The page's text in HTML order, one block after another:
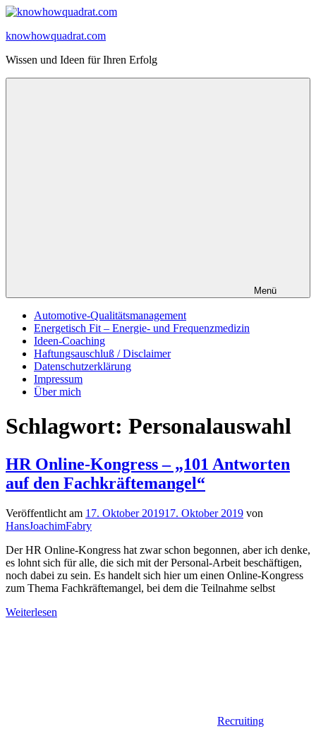
Zum
springen
knowhowquadrat.com
Wissen und Ideen für Ihren Erfolg
Menü
Automotive-Qualitätsmanagement
Energetisch Fit – Energie- und Frequenzmedizin
Ideen-Coaching
Haftungsauschluß / Disclaimer
Datenschutzerklärung
Impressum
Über mich
Schlagwort: Personalauswahl
HR Online-Kongress – „101 Antworten
auf den Fachkräftemangel“
Veröffentlicht am 17. Oktober 201917. Oktober 2019 von
HansJoachimFabry
Der HR Online-Kongress hat zwar schon begonnen, aber ich denke,
es lohnt sich für alle, die sich mit der Personal-Arbeit beschäftigen,
noch dabei zu sein. Es handelt sich hier um einen Online-Kongress
zum Thema Fachkräftemangel, bei dem die Teilnahme selbst
Weiterlesen
Recruiting